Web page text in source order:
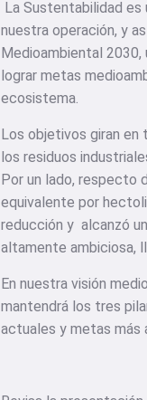
La Sustentabilidad
nuestra operación, y
Medioambiental 2030,
lograr metas
ecosistema.
Los objetivos giran en
los residuos
Por un lado, respecto
equivalente por
reducción y alcanzó
altamente ambiciosa,
En nuestra visión
mantendrá los tres
actuales y metas más